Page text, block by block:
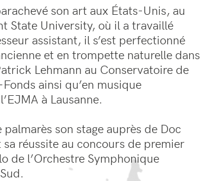
son art aux États-Unis, au
State University, où il a travaillé
assistant, il s’est perfectionné
et en trompette naturelle dans
Lehmann au Conservatoire de
ainsi qu’en musique
à Lausanne.
palmarès son stage auprès de Doc
sa réussite au concours de premier
de l’Orchestre Symphonique